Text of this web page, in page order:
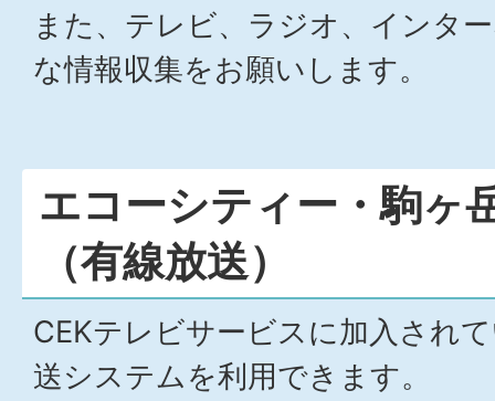
また、テレビ、ラジオ、インタ
な情報収集をお願いします。
エコーシティー・駒ヶ
（有線放送）
CEKテレビサービスに加入され
送システムを利用できます。